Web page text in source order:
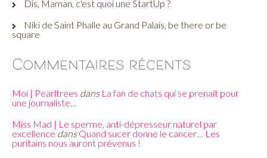
Dis, Maman, c'est quoi une StartUp ?
Niki de Saint Phalle au Grand Palais, be there or be
square
Commentaires récents
Moi | Pearltrees dans La fan de chats qui se prenait pour
une journaliste…
Miss Mad | Le sperme, anti-dépresseur naturel par
excellence dansQuand sucer donne le cancer… Les
puritains nous auront prévenus !